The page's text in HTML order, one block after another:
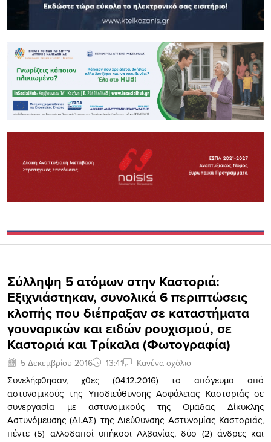
Σύλληψη 5 ατόμων στην Καστοριά:
Εξιχνιάστηκαν, συνολικά 6 περιπτώσεις
κλοπής που διέπραξαν σε καταστήματα
γουναρικών και ειδών ρουχισμού, σε
Καστοριά και Τρίκαλα (Φωτογραφία)
5 Δεκεμβρίου 2016 13:41 Κανένα σχόλιο
Συνελήφθησαν, χθες (04.12.2016) το απόγευμα από
αστυνομικούς της Υποδιεύθυνσης Ασφάλειας Καστοριάς σε
συνεργασία με αστυνομικούς της Ομάδας Δίκυκλης
Αστυνόμευσης (ΔΙ.ΑΣ) της Διεύθυνσης Αστυνομίας Καστοριάς,
πέντε (5) αλλοδαποί υπήκοοι Αλβανίας, δύο (2) άνδρες και